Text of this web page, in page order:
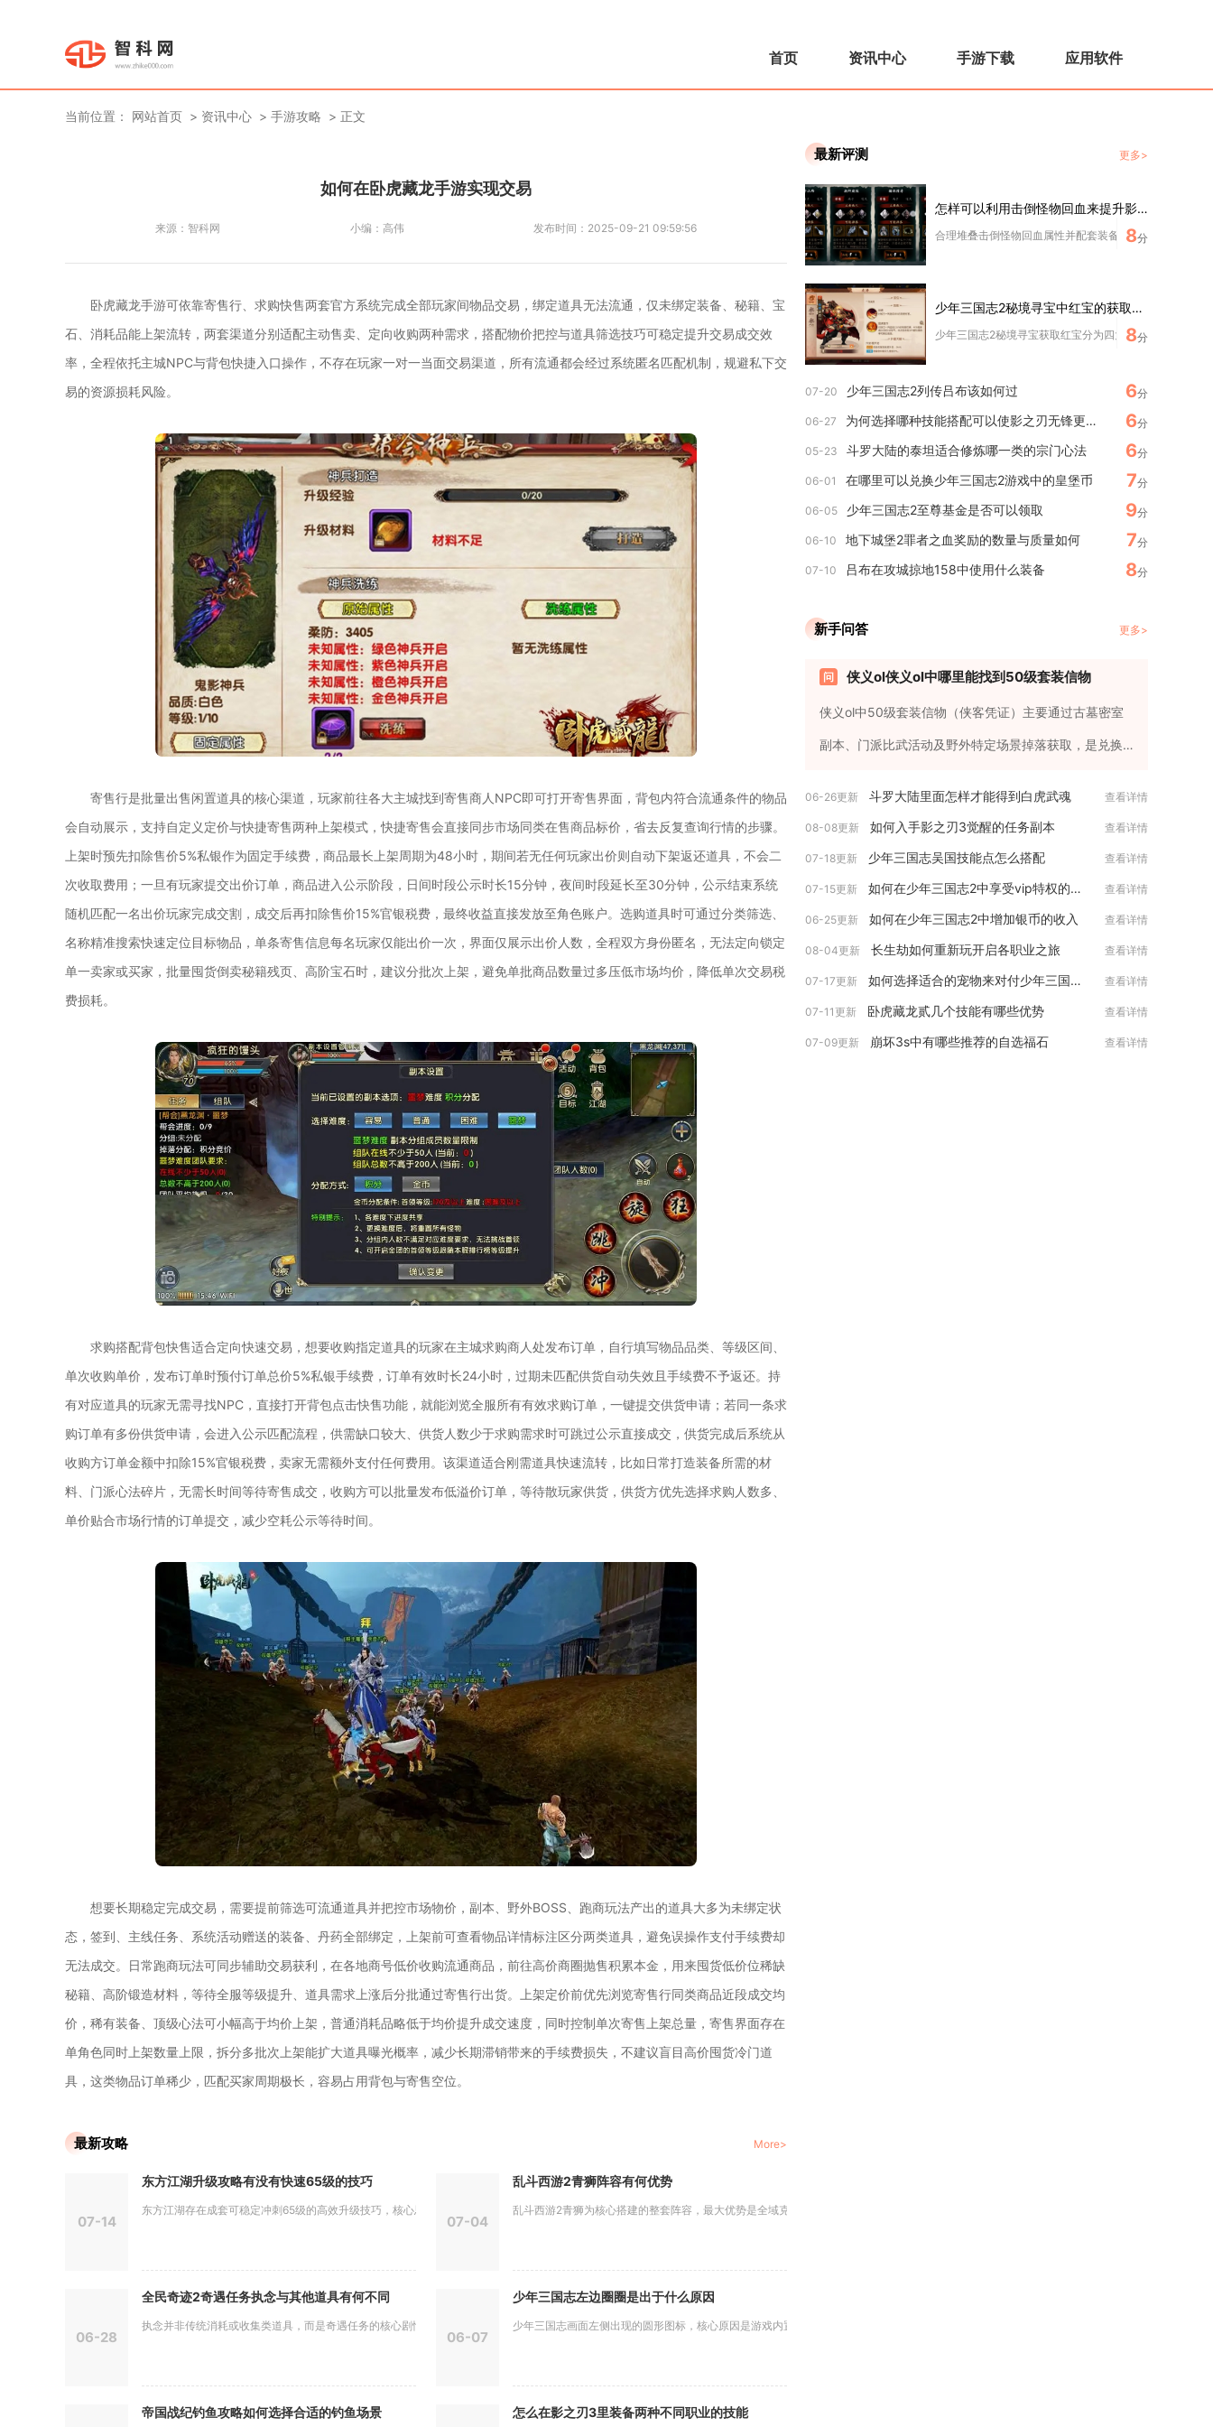
首页 资讯中心 手游下载 应用软件
当前位置： 网站首页 资讯中心 手游攻略 正文
如何在卧虎藏龙手游实现交易
来源： 智科网 小编： 高伟 发布时间： 2025-09-21 09:59:56
卧虎藏龙手游可依靠寄售行、求购快售两套官方系统完成全部玩家间物品交易，绑定道具无法流通，仅未绑定装备、秘籍、宝
石、消耗品能上架流转，两套渠道分别适配主动售卖、定向收购两种需求，搭配物价把控与道具筛选技巧可稳定提升交易成交效
率，全程依托主城NPC与背包快捷入口操作，不存在玩家一对一当面交易渠道，所有流通都会经过系统匿名匹配机制，规避私下交
易的资源损耗风险。
寄售行是批量出售闲置道具的核心渠道，玩家前往各大主城找到寄售商人NPC即可打开寄售界面，背包内符合流通条件的物品
会自动展示，支持自定义定价与快捷寄售两种上架模式，快捷寄售会直接同步市场同类在售商品标价，省去反复查询行情的步骤。
上架时预先扣除售价5%私银作为固定手续费，商品最长上架周期为48小时，期间若无任何玩家出价则自动下架返还道具，不会二
次收取费用；一旦有玩家提交出价订单，商品进入公示阶段，日间时段公示时长15分钟，夜间时段延长至30分钟，公示结束系统
随机匹配一名出价玩家完成交割，成交后再扣除售价15%官银税费，最终收益直接发放至角色账户。选购道具时可通过分类筛选、
名称精准搜索快速定位目标物品，单条寄售信息每名玩家仅能出价一次，界面仅展示出价人数，全程双方身份匿名，无法定向锁定
单一卖家或买家，批量囤货倒卖秘籍残页、高阶宝石时，建议分批次上架，避免单批商品数量过多压低市场均价，降低单次交易税
费损耗。
求购搭配背包快售适合定向快速交易，想要收购指定道具的玩家在主城求购商人处发布订单，自行填写物品品类、等级区间、
单次收购单价，发布订单时预付订单总价5%私银手续费，订单有效时长24小时，过期未匹配供货自动失效且手续费不予返还。持
有对应道具的玩家无需寻找NPC，直接打开背包点击快售功能，就能浏览全服所有有效求购订单，一键提交供货申请；若同一条求
购订单有多份供货申请，会进入公示匹配流程，供需缺口较大、供货人数少于求购需求时可跳过公示直接成交，供货完成后系统从
收购方订单金额中扣除15%官银税费，卖家无需额外支付任何费用。该渠道适合刚需道具快速流转，比如日常打造装备所需的材
料、门派心法碎片，无需长时间等待寄售成交，收购方可以批量发布低溢价订单，等待散玩家供货，供货方优先选择求购人数多、
单价贴合市场行情的订单提交，减少空耗公示等待时间。
想要长期稳定完成交易，需要提前筛选可流通道具并把控市场物价，副本、野外BOSS、跑商玩法产出的道具大多为未绑定状
态，签到、主线任务、系统活动赠送的装备、丹药全部绑定，上架前可查看物品详情标注区分两类道具，避免误操作支付手续费却
无法成交。日常跑商玩法可同步辅助交易获利，在各地商号低价收购流通商品，前往高价商圈抛售积累本金，用来囤货低价位稀缺
秘籍、高阶锻造材料，等待全服等级提升、道具需求上涨后分批通过寄售行出货。上架定价前优先浏览寄售行同类商品近段成交均
价，稀有装备、顶级心法可小幅高于均价上架，普通消耗品略低于均价提升成交速度，同时控制单次寄售上架总量，寄售界面存在
单角色同时上架数量上限，拆分多批次上架能扩大道具曝光概率，减少长期滞销带来的手续费损失，不建议盲目高价囤货冷门道
具，这类物品订单稀少，匹配买家周期极长，容易占用背包与寄售空位。
最新攻略 More>
07-14
东方江湖升级攻略有没有快速65级的技巧
东方江湖存在成套可稳定冲刺65级的高效升级技巧，核心思路为优...
07-04
乱斗西游2青狮阵容有何优势
乱斗西游2青狮为核心搭建的整套阵容，最大优势是全域克制法系输...
06-28
全民奇迹2奇遇任务执念与其他道具有何不同
执念并非传统消耗或收集类道具，而是奇遇任务的核心剧情载体与触...
06-07
少年三国志左边圈圈是出于什么原因
少年三国志画面左侧出现的圆形图标，核心原因是游戏内置战斗调速...
帝国战纪钓鱼攻略如何选择合适的钓鱼场景 怎么在影之刃3里装备两种不同职业的技能
最新评测 更多>
怎样可以利用击倒怪物回血来提升影之刃3的战力
合理堆叠击倒怪物回血属性并配套装备、心法与技能链，
8分
少年三国志2秘境寻宝中红宝的获取方法有哪些
少年三国志2秘境寻宝获取红宝分为四大核心渠道，分别
8分
07-20 少年三国志2列传吕布该如何过 6分
06-27 为何选择哪种技能搭配可以使影之刃无锋更强大 6分
05-23 斗罗大陆的泰坦适合修炼哪一类的宗门心法 6分
06-01 在哪里可以兑换少年三国志2游戏中的皇堡币 7分
06-05 少年三国志2至尊基金是否可以领取 9分
06-10 地下城堡2罪者之血奖励的数量与质量如何 7分
07-10 吕布在攻城掠地158中使用什么装备 8分
新手问答 更多>
侠义ol侠义ol中哪里能找到50级套装信物
侠义ol中50级套装信物（侠客凭证）主要通过古墓密室
副本、门派比武活动及野外特定场景掉落获取，是兑换
06-26更新 斗罗大陆里面怎样才能得到白虎武魂 查看详情
08-08更新 如何入手影之刃3觉醒的任务副本 查看详情
07-18更新 少年三国志吴国技能点怎么搭配 查看详情
07-15更新 如何在少年三国志2中享受vip特权的待遇 查看详情
06-25更新 如何在少年三国志2中增加银币的收入 查看详情
08-04更新 长生劫如何重新玩开启各职业之旅 查看详情
07-17更新 如何选择适合的宠物来对付少年三国志的叛军 查看详情
07-11更新 卧虎藏龙贰几个技能有哪些优势 查看详情
07-09更新 崩坏3s中有哪些推荐的自选福石 查看详情